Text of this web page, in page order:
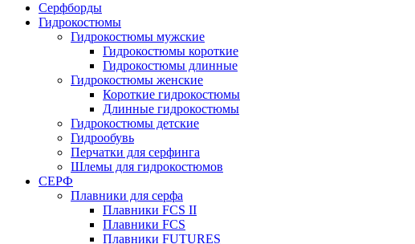
Серфборды
Гидрокостюмы
Гидрокостюмы мужские
Гидрокостюмы короткие
Гидрокостюмы длинные
Гидрокостюмы женские
Короткие гидрокостюмы
Длинные гидрокостюмы
Гидрокостюмы детские
Гидрообувь
Перчатки для серфинга
Шлемы для гидрокостюмов
СЕРФ
Плавники для серфа
Плавники FCS II
Плавники FCS
Плавники FUTURES